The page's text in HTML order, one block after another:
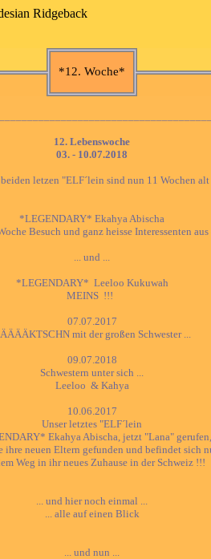
Ridgeback
*12. Woche*
12. Lebenswoche
03. - 10.07.2018
beiden letzen "ELF´lein sind nun 11 Wochen alt
*LEGENDARY* Ekahya Abischa
Besuch und ganz heisse Interessenten
... und ...
*LEGENDARY* Leeloo Kukuwah
MEINS !!!
07.07.2017
mit der großen Schwester ...
09.07.2018
Schwestern unter sich ...
Leeloo & Kahya
10.06.2017
Unser letztes "ELF´lein
Ekahya Abischa, jetzt "Lana" gerufen,
ihre neuen Eltern gefunden und befindet sich
Weg in ihr neues Zuhause in der Schweiz !!!
... und hier noch einmal ...
... alle auf einen Blick
... und nun ...